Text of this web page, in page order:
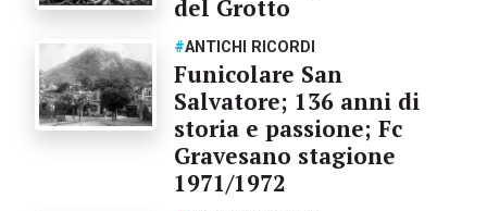
del Grotto
#ANTICHI RICORDI
Funicolare San
Salvatore; 136 anni di
storia e passione; Fc
Gravesano stagione
1971/1972